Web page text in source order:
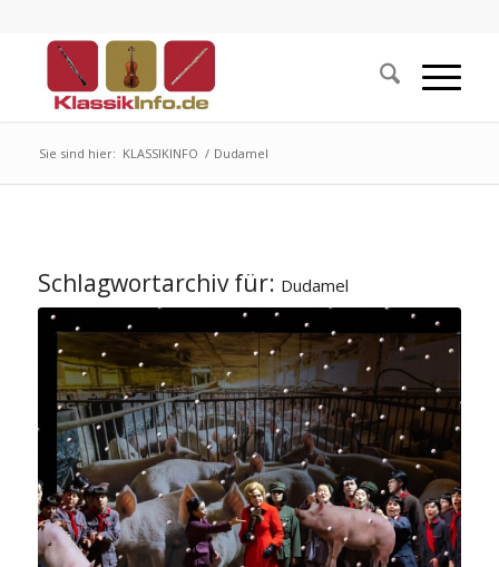
Sie sind hier: KLASSIKINFO / Dudamel
Schlagwortarchiv für: Dudamel